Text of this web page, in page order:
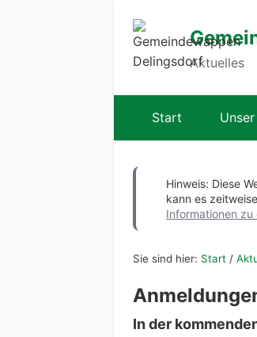
Aktuelles
Start
Hinweis: Diese
kann es
Informationen
Sie sind hier: Start /
In der